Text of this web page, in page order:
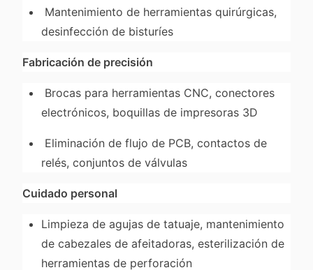
Mantenimiento de herramientas quirúrgicas,
desinfección de bisturíes
Fabricación de precisión
Brocas para herramientas CNC, conectores
electrónicos, boquillas de impresoras 3D
Eliminación de flujo de PCB, contactos de
relés, conjuntos de válvulas
Cuidado personal
Limpieza de agujas de tatuaje, mantenimiento
de cabezales de afeitadoras, esterilización de
herramientas de perforación